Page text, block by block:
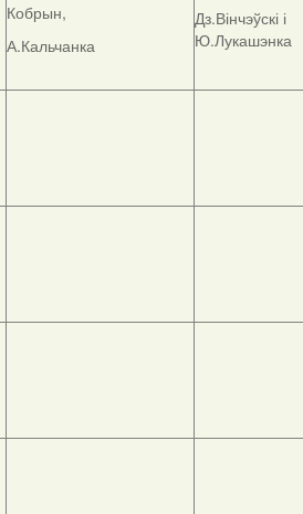
Кобрын,
А.Кальчанка
Дз.Вінчэўскі і
Ю.Лукашэнка